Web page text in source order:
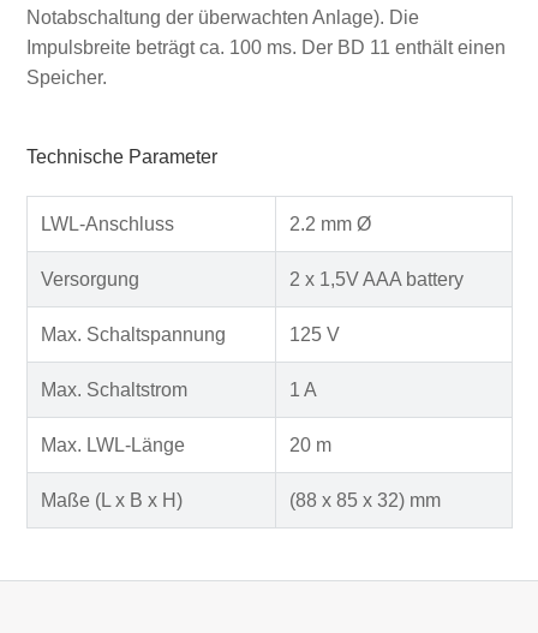
Notabschaltung der überwachten Anlage). Die
Impulsbreite beträgt ca. 100 ms. Der BD 11 enthält einen
Speicher.
Technische Parameter
LWL-Anschluss 2.2 mm Ø
Versorgung 2 x 1,5V AAA battery
Max. Schaltspannung 125 V
Max. Schaltstrom 1 A
Max. LWL-Länge 20 m
Maße (L x B x H) (88 x 85 x 32) mm